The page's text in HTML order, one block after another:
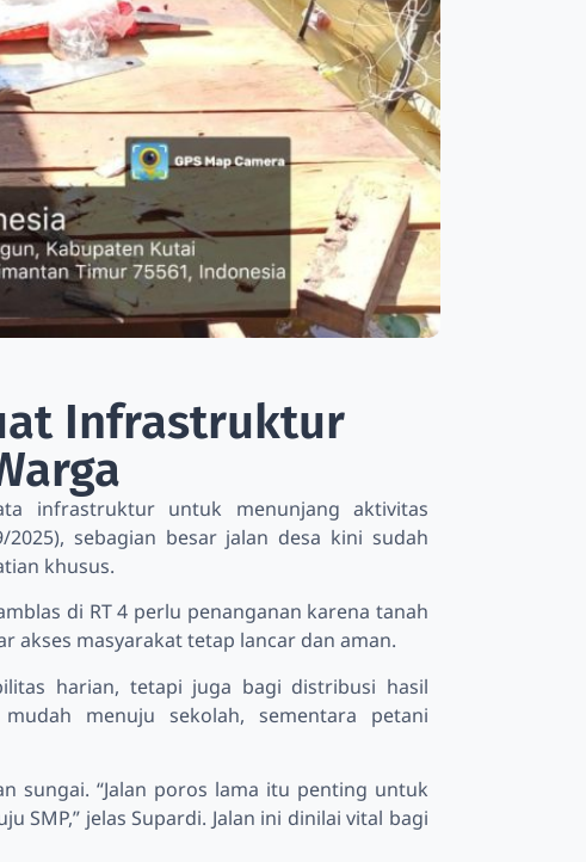
Infrastruktur
infrastruktur untuk menunjang aktivitas
2025), sebagian besar jalan desa kini sudah
khusus.
di RT 4 perlu penanganan karena tanah
akses masyarakat tetap lancar dan aman.
harian, tetapi juga bagi distribusi hasil
menuju sekolah, sementara petani
sungai. “Jalan poros lama itu penting untuk
SMP,” jelas Supardi. Jalan ini dinilai vital bagi